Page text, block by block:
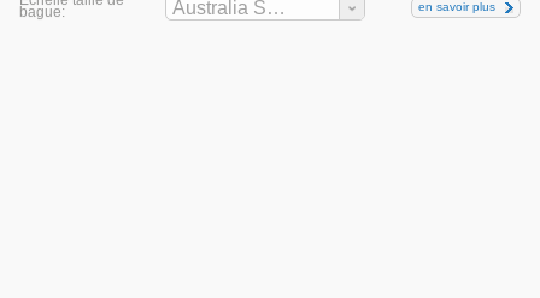
bague: Australia Sizes en savoir plus